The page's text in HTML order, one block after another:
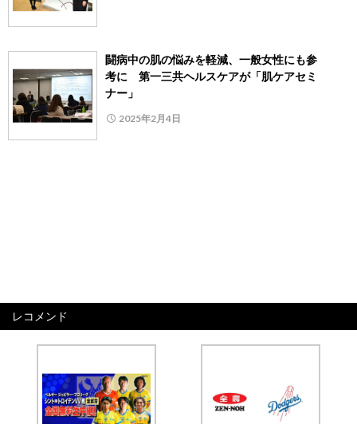
闘病中の肌の悩みを軽減、一般女性にも参
考に 第一三共ヘルスケアが「肌ケアセミ
ナー」
2025年2月4日
レコメンド